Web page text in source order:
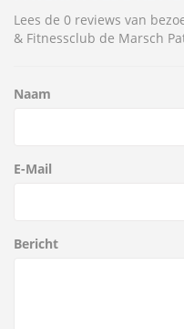
Lees de 0 reviews van
& Fitnessclub de Marsch
Naam
E-Mail
Bericht